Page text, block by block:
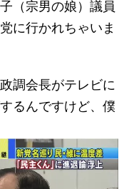
（宗男の娘）議員
に行かれちゃいま
調会長がテレビに
るんですけど、僕